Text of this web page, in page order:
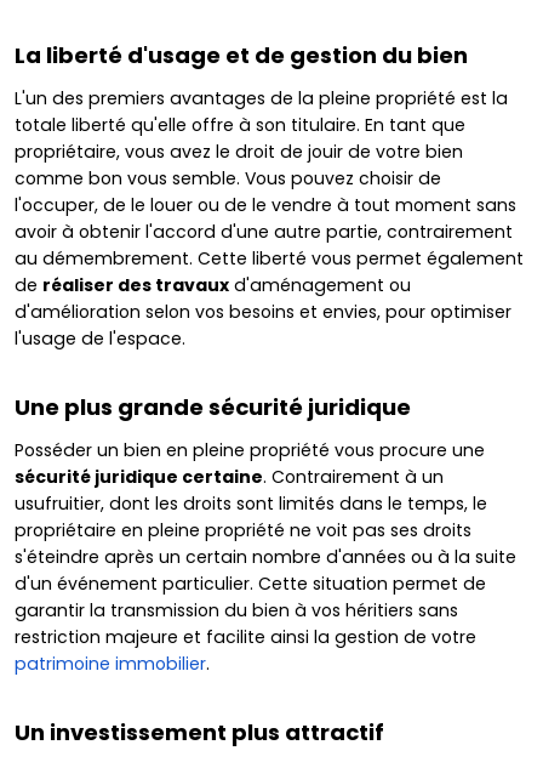
La liberté d'usage et de gestion du bien
L'un des premiers avantages de la pleine propriété est la
totale liberté qu'elle offre à son titulaire. En tant que
propriétaire, vous avez le droit de jouir de votre bien
comme bon vous semble. Vous pouvez choisir de
l'occuper, de le louer ou de le vendre à tout moment sans
avoir à obtenir l'accord d'une autre partie, contrairement
au démembrement. Cette liberté vous permet également
de réaliser des travaux d'aménagement ou
d'amélioration selon vos besoins et envies, pour optimiser
l'usage de l'espace.
Une plus grande sécurité juridique
Posséder un bien en pleine propriété vous procure une
sécurité juridique certaine. Contrairement à un
usufruitier, dont les droits sont limités dans le temps, le
propriétaire en pleine propriété ne voit pas ses droits
s'éteindre après un certain nombre d'années ou à la suite
d'un événement particulier. Cette situation permet de
garantir la transmission du bien à vos héritiers sans
restriction majeure et facilite ainsi la gestion de votre
patrimoine immobilier.
Un investissement plus attractif